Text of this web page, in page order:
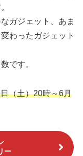
ガジェット、あま
わったガジェット
です。
（土）20時～6月
ー